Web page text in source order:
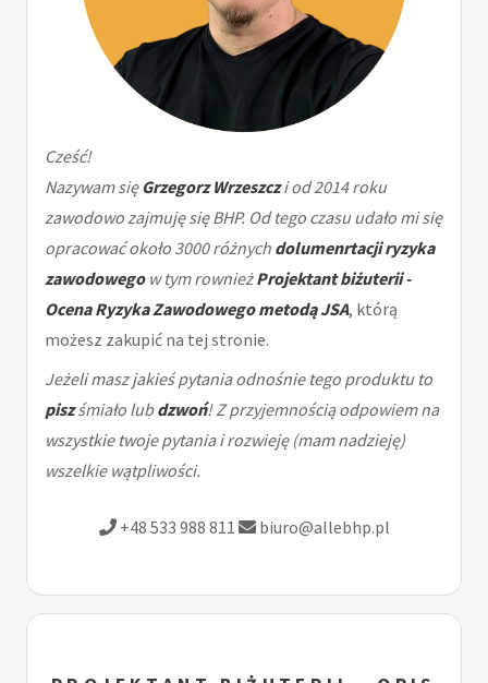
Cześć!
Nazywam sięGrzegorz Wrzeszczi od 2014 roku
zawodowo zajmuję się BHP. Od tego czasu udało mi się
opracować około 3000 różnych dolumenrtacji ryzyka
zawodowegow tym rownieżProjektant biżuterii -
Ocena Ryzyka Zawodowego metodą JSA, którą
możesz zakupić na tej stronie.
Jeżeli masz jakieś pytania odnośnie tego produktu to
piszśmiało lubdzwoń! Z przyjemnością odpowiem na
wszystkie twoje pytania i rozwieję (mam nadzieję)
wszelkie wątpliwości.
+48 533 988 811 biuro@allebhp.pl